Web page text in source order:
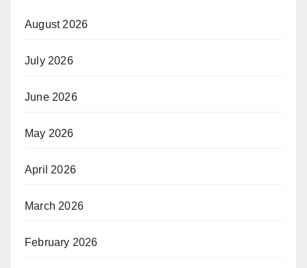
August 2026
July 2026
June 2026
May 2026
April 2026
March 2026
February 2026